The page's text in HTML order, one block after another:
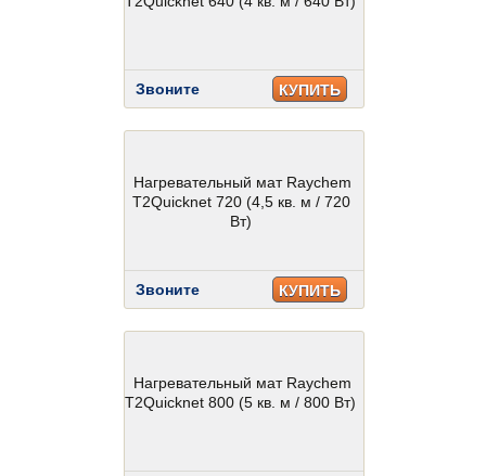
Звоните КУПИТЬ
Нагревательный мат Raychem
T2Quicknet 720 (4,5 кв. м / 720
Вт)
Звоните КУПИТЬ
Нагревательный мат Raychem
T2Quicknet 800 (5 кв. м / 800 Вт)